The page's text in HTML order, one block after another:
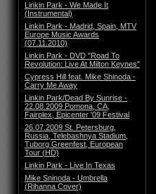
Linkin Park - We Made It
(Instrumental)
Linkin Park - Madrid, Spain, MTV
Europe Music Awards
(07.11.2010)
Linkin Park - DVD "Road To
Revolution: Live At Milton Keynes"
Cypress Hill feat. Mike Shinoda -
Carry Me Away
Linkin Park/Dead By Sunrise -
22.08.2009 Pomona, CA,
Fairplex, Epicenter '09 Festival
26.07.2009 St. Petersburg,
Russia, Telebashnya Stadium,
Tuborg Greenfest, European
Tour (HD)
Linkin Park - Live In Texas
Mike Sninoda - Umbrella
(Rihanna Cover)